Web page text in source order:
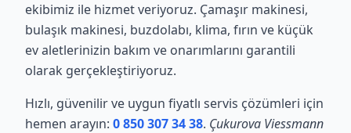
ekibimiz ile hizmet veriyoruz. Çamaşır makinesi,
bulaşık makinesi, buzdolabı, klima, fırın ve küçük
ev aletlerinizin bakım ve onarımlarını garantili
olarak gerçekleştiriyoruz.
Hızlı, güvenilir ve uygun fiyatlı servis çözümleri için
hemen arayın: 0 850 307 34 38. Çukurova Viessmann